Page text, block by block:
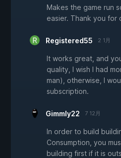
Makes the game run
easier. Thank you for
Registered55 2 1月
It works great, and
quality, I wish I had
man), otherwise, I
subscription.
Gimmly22 7 12月
In order to build
Consumption, you
building first if it is